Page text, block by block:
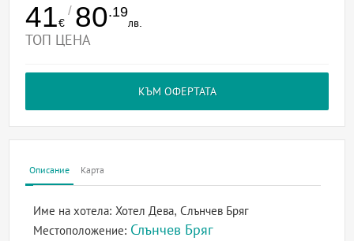
41€
/ 80.19
лв.
ТОП ЦЕНА
КЪМ ОФЕРТАТА
Описание Карта
Име на хотела: Хотел Дева, Слънчев Бряг
Местоположение: Слънчев Бряг